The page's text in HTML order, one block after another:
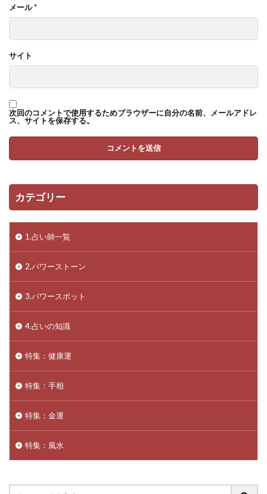
メール*
サイト
次回のコメントで使用するためブラウザーに自分の名前、メールアドレ
ス、サイトを保存する。
カテゴリー
1.占い師一覧
2.パワーストーン
3.パワースポット
4.占いの知識
特集：健康運
特集：手相
特集：金運
特集：風水